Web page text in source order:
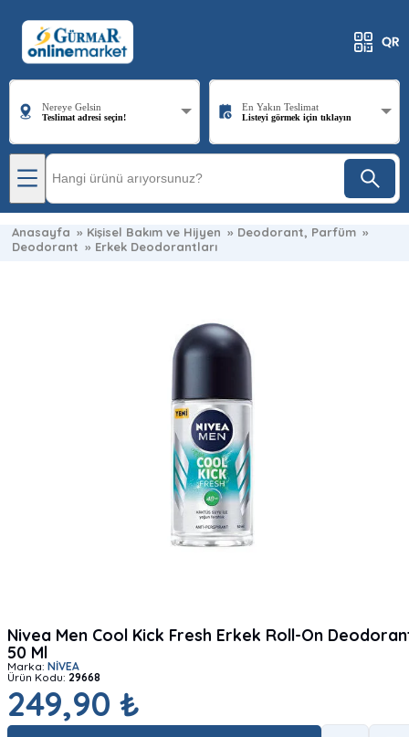
Nereye Gelsin
Teslimat adresi seçin!
En Yakın Teslimat
Listeyi görmek için tıklayın
Anasayfa » Kişisel Bakım ve Hijyen » Deodorant, Parfüm »
Deodorant » Erkek Deodorantları
Nivea Men Cool Kick Fresh Erkek Roll-On
50 Ml
Marka: NİVEA
Ürün Kodu: 29668
249,90 ₺